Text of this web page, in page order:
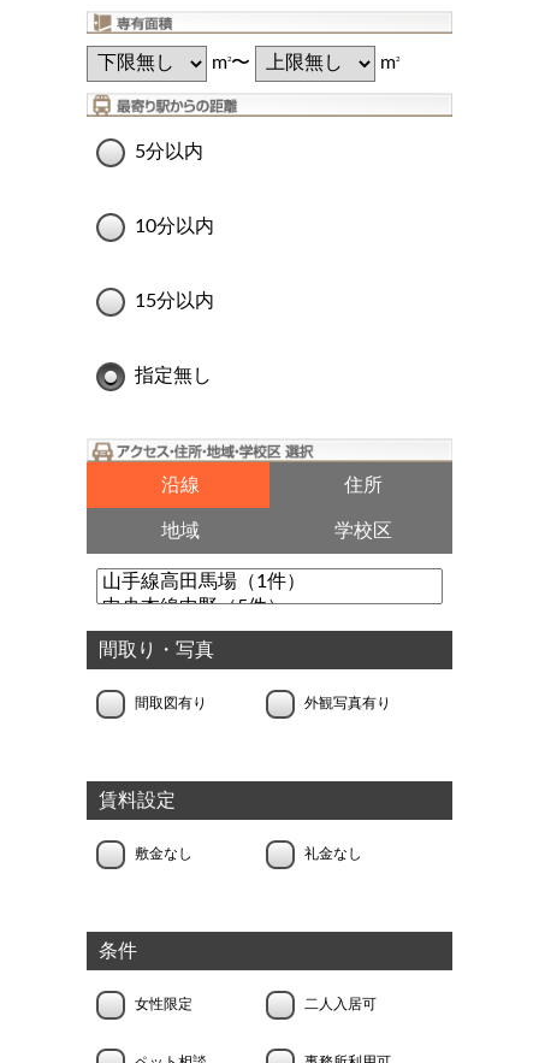
m2〜 m2
5分以内
10分以内
15分以内
指定無し
沿線 住所
地域 学校区
間取り・写真
間取図有り 外観写真有り
賃料設定
敷金なし 礼金なし
条件
女性限定 二人入居可